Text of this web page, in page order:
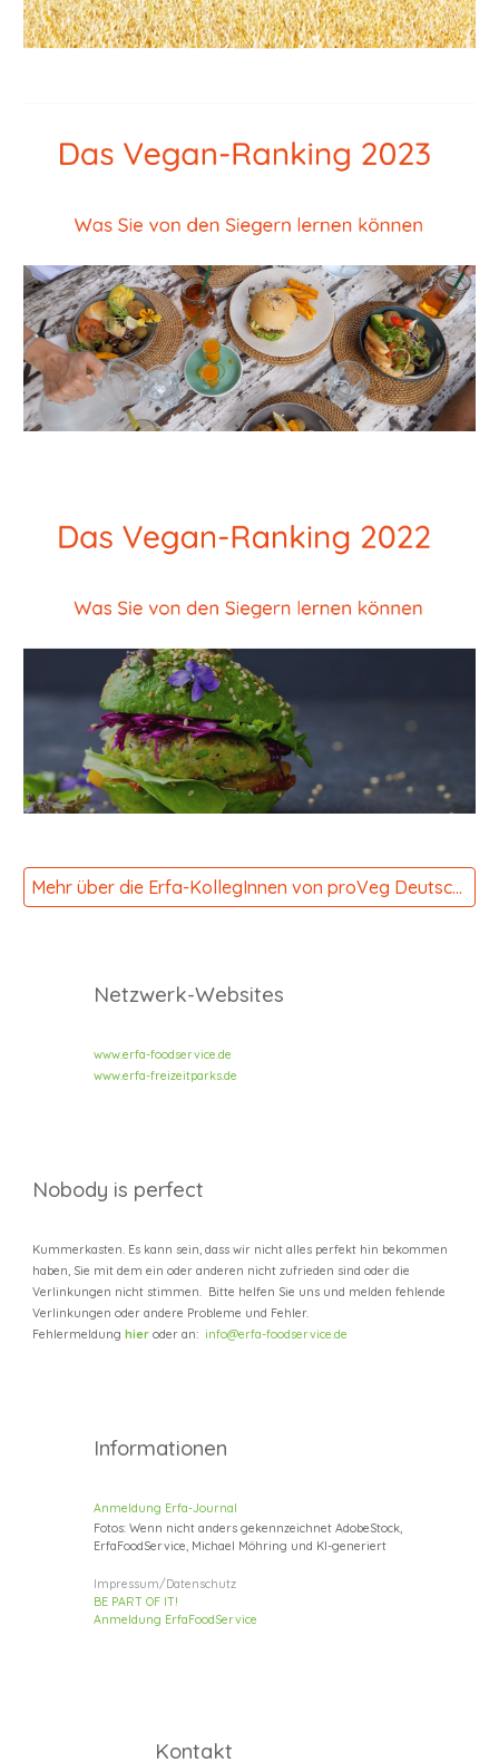
Mehr über die Erfa-KollegInnen von proVeg Deutschland
Netzwerk-Websites
www.erfa-foodservice.de
www.erfa-freizeitparks.de
Nobody is perfect
Kummerkasten. Es kann sein, dass wir nicht alles perfekt hin bekommen
haben, Sie mit dem ein oder anderen nicht zufrieden sind oder die
Verlinkungen nicht stimmen. Bitte helfen Sie uns und melden fehlende
Verlinkungen oder andere Probleme und Fehler.
Fehlermeldunghier oder an:info@erfa-foodservice.de
Informationen
Anmeldung Erfa-Journal
Fotos: Wenn nicht anders gekennzeichnet AdobeStock,
ErfaFoodService, Michael Möhring und KI-generiert
Impressum/Datenschutz
BE PART OF IT!
Anmeldung ErfaFoodService
Kontakt